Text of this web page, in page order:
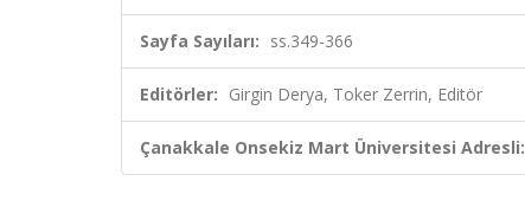
Sayfa Sayıları: ss.349-366
Editörler: Girgin Derya, Toker Zerrin, Editör
Çanakkale Onsekiz Mart Üniversitesi Adresli: